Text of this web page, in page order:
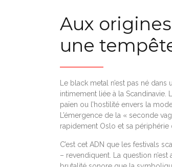
Aux
une
Le black metal n’est pas né
intimement liée à la Scandinavie.
païen ou l’hostilité envers la
L’émergence de la « seconde
rapidement Oslo et sa
C’est cet ADN que les festivals
– revendiquent. La question